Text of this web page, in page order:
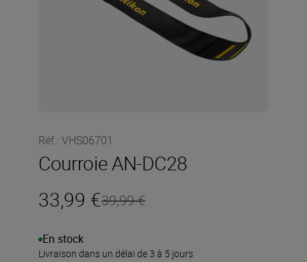
Réf.: VHS06701
Courroie AN-DC28
33,99 €39,99 €
En stock
Livraison dans un délai de 3 à 5 jours